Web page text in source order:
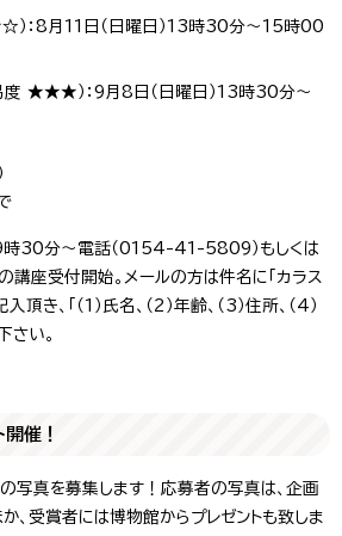
：8月11日（日曜日）13時30分～15時00
度 ★★★）：9月8日（日曜日）13時30分～
9時30分～電話（0154-41-5809）もしくは
講座受付開始。メールの方は件名に「カラス
き、「（1）氏名、（2）年齢、（3）住所、（4）
さい。
開催！
写真を募集します！応募者の写真は、企画
、受賞者には博物館からプレゼントも致しま